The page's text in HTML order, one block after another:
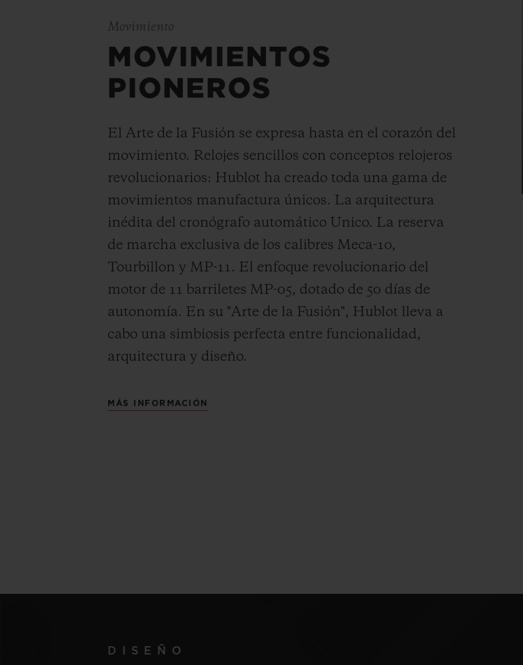
Movimiento
MOVIMIENTOS
PIONEROS
El Arte de la Fusión se expresa hasta en el corazón del
movimiento. Relojes sencillos con conceptos relojeros
revolucionarios: Hublot ha creado toda una gama de
movimientos manufactura únicos. La arquitectura
inédita del cronógrafo automático Unico. La reserva
de marcha exclusiva de los calibres Meca-10,
Tourbillon y MP-11. El enfoque revolucionario del
motor de 11 barriletes MP-05, dotado de 50 días de
autonomía. En su "Arte de la Fusión", Hublot lleva a
cabo una simbiosis perfecta entre funcionalidad,
arquitectura y diseño.
MÁS INFORMACIÓN
DISEÑO